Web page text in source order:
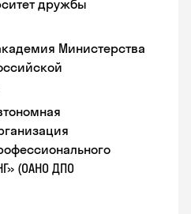
дружбы
Министерства
(ОАНО ДПО